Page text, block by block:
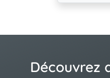
Découvrez